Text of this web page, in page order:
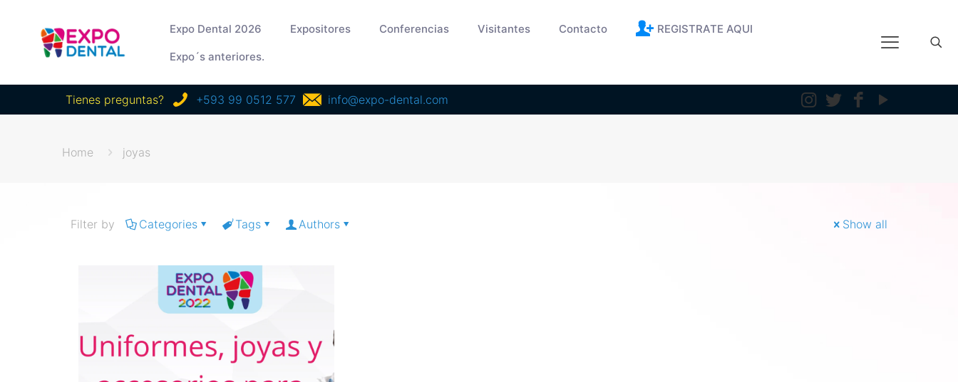
Expo Dental 2026 Expositores Conferencias Visitantes Contacto REGISTRATE AQUI
Expo´s anteriores.
Tienes preguntas? +593 99 0512 577 info@expo-dental.com
Home joyas
Filter by Categories Tags Authors Show all